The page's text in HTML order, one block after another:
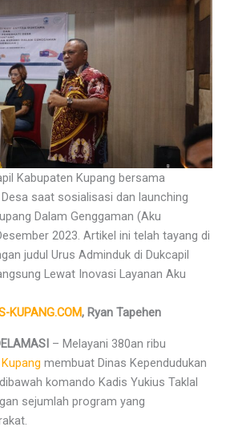
Kabupaten Kupang bersama
saat sosialisasi dan launching
Dalam Genggaman (Aku
2023. Artikel ini telah tayang di
judul Urus Adminduk di Dukcapil
Lewat Inovasi Layanan Aku
KUPANG.COM, Ryan Tapehen
– Melayani 380an ribu
membuat Dinas Kependudukan
komando Kadis Yukius Taklal
sejumlah program yang